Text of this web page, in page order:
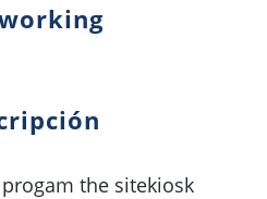
the sitekiosk